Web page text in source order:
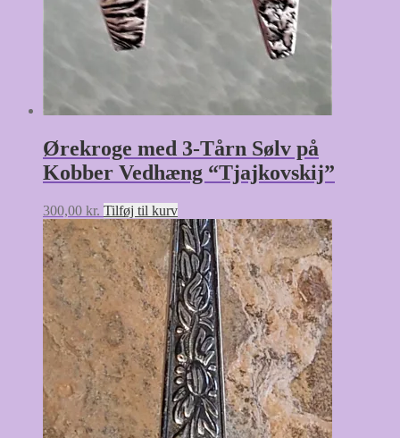
Ørekroge med 3-Tårn Sølv på
Kobber Vedhæng “Tjajkovskij”
300,00 kr. Tilføj til kurv